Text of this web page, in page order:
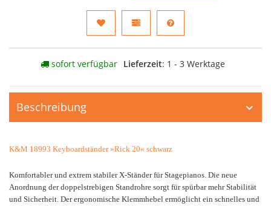
sofort verfügbar Lieferzeit: 1 - 3 Werktage
Beschreibung
K&M 18993 Keyboardständer »Rick 20« schwarz
Komfortabler und extrem stabiler X-Ständer für Stagepianos. Die neue
Anordnung der doppelstrebigen Standrohre sorgt für spürbar mehr Stabilität
und Sicherheit. Der ergonomische Klemmhebel ermöglicht ein schnelles und